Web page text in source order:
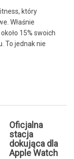
który
Właśnie
15% swoich
To jednak nie
Oficjalna
stacja
dokująca dla
Apple Watch